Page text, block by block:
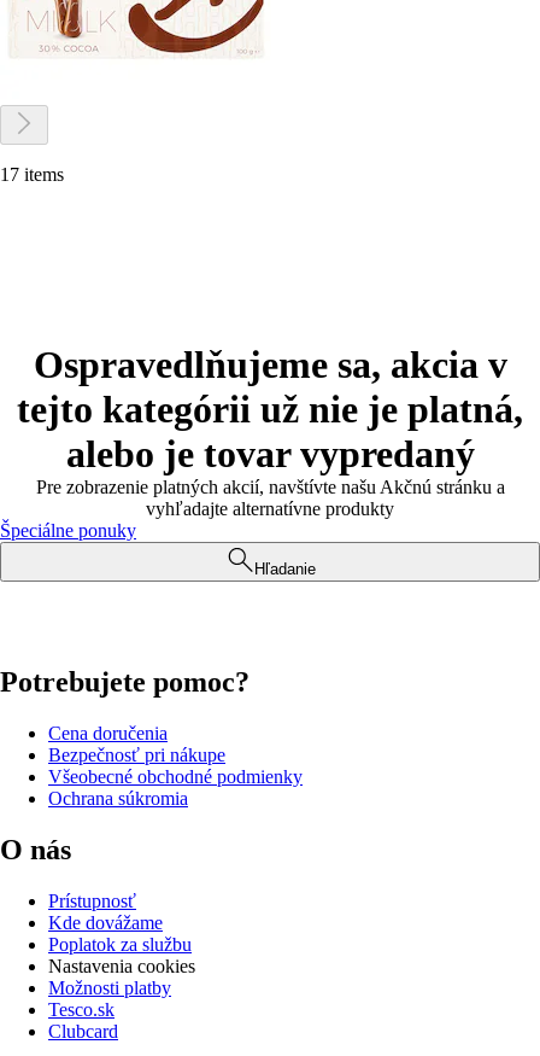
17 items
Ospravedlňujeme sa, akcia v
tejto kategórii už nie je platná,
alebo je tovar vypredaný
Pre zobrazenie platných akcií, navštívte našu Akčnú stránku a
vyhľadajte alternatívne produkty
Špeciálne ponuky
Hľadanie
Potrebujete pomoc?
Cena doručenia
Bezpečnosť pri nákupe
Všeobecné obchodné podmienky
Ochrana súkromia
O nás
Prístupnosť
Kde dovážame
Poplatok za službu
Nastavenia cookies
Možnosti platby
Tesco.sk
Clubcard